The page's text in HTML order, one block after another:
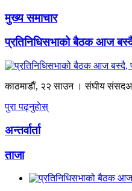
मुख्य समाचार
प्रतिनिधिसभाको बैठक आज
काठमाडौं, २२ साउन । संघीय
पुरा पढ्नुहाेस्
अन्तर्वार्ता
ताजा